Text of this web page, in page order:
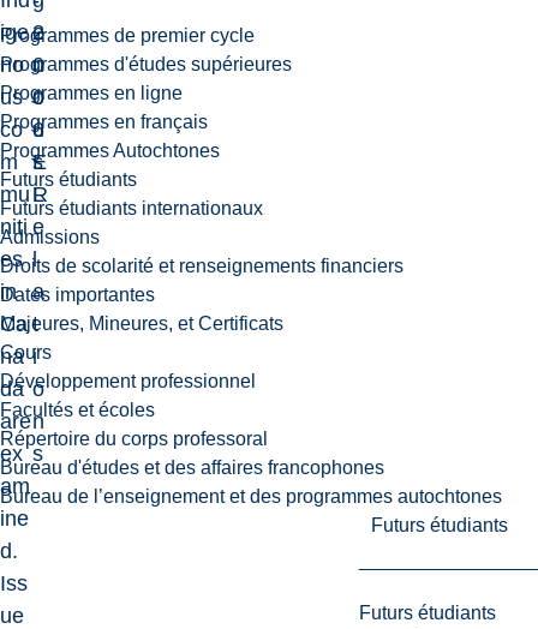
Programmes de premier cycle
Programmes d'études supérieures
Programmes en ligne
Programmes en français
Programmes Autochtones
Futurs étudiants
Futurs étudiants internationaux
Admissions
Droits de scolarité et renseignements financiers
Dates importantes
Majeures, Mineures, et Certificats
Cours
Développement professionnel
Facultés et écoles
Répertoire du corps professoral
Bureau d'études et des affaires francophones
Bureau de l’enseignement et des programmes autochtones
Futurs étudiants
Futurs étudiants
ige
no
us
co
m
mu
niti
es
in
Ca
na
da
are
ex
am
ine
d.
Iss
ue
2
0
0
6
E
L
e
n
o
u
s
R
e
l
a
t
i
o
n
s